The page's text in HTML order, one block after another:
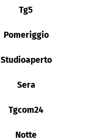
Tg5
Pomeriggio
Studioaperto
Sera
Tgcom24
Notte